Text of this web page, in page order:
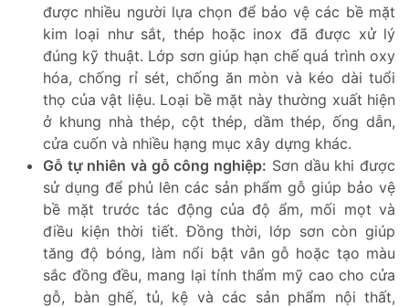
được nhiều người lựa chọn để bảo vệ các bề mặt
kim loại như sắt, thép hoặc inox đã được xử lý
đúng kỹ thuật. Lớp sơn giúp hạn chế quá trình oxy
hóa, chống rỉ sét, chống ăn mòn và kéo dài tuổi
thọ của vật liệu. Loại bề mặt này thường xuất hiện
ở khung nhà thép, cột thép, dầm thép, ống dẫn,
cửa cuốn và nhiều hạng mục xây dựng khác.
Gỗ tự nhiên và gỗ công nghiệp: Sơn dầu khi được
sử dụng để phủ lên các sản phẩm gỗ giúp bảo vệ
bề mặt trước tác động của độ ẩm, mối mọt và
điều kiện thời tiết. Đồng thời, lớp sơn còn giúp
tăng độ bóng, làm nổi bật vân gỗ hoặc tạo màu
sắc đồng đều, mang lại tính thẩm mỹ cao cho cửa
gỗ, bàn ghế, tủ, kệ và các sản phẩm nội thất,